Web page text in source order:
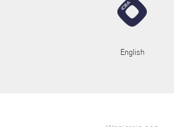
English